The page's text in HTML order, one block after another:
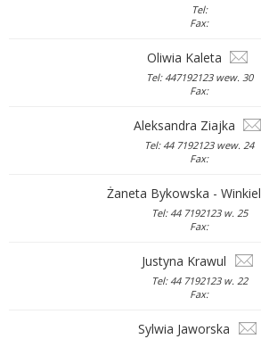
Tel:
Fax:
Oliwia Kaleta
Tel: 447192123 wew. 30
Fax:
Aleksandra Ziajka
Tel: 44 7192123 wew. 24
Fax:
Żaneta Bykowska - Winkiel
Tel: 44 7192123 w. 25
Fax:
Justyna Krawul
Tel: 44 7192123 w. 22
Fax:
Sylwia Jaworska